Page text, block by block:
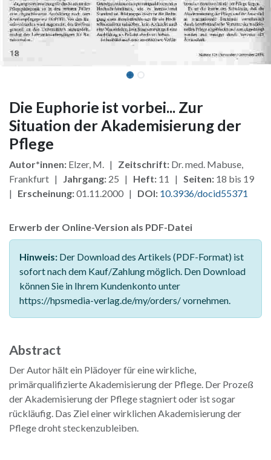
Die Euphorie ist vorbei... Zur
Situation der Akademisierung der
Pflege
Autor*innen: Elzer, M. | Zeitschrift: Dr. med. Mabuse,
Frankfurt | Jahrgang: 25 | Heft: 11 | Seiten: 18 bis 19
| Erscheinung:01.11.2000 | DOI: 10.3936/docid55371
Erwerb der Online-Version als PDF-Datei
Hinweis: Der Download des Artikels (PDF-Format) ist
sofort nach dem Kauf/Zahlung möglich. Den Download
können Sie in Ihrem Kundenkonto unter
https://hpsmedia-verlag.de/my/orders/ vornehmen.
Abstract
Der Autor hält ein Plädoyer für eine wirkliche,
primärqualifizierte Akademisierung der Pflege. Der Prozeß
der Akademisierung der Pflege stagniert oder ist sogar
rückläufig. Das Ziel einer wirklichen Akademisierung der
Pflege droht steckenzubleiben.